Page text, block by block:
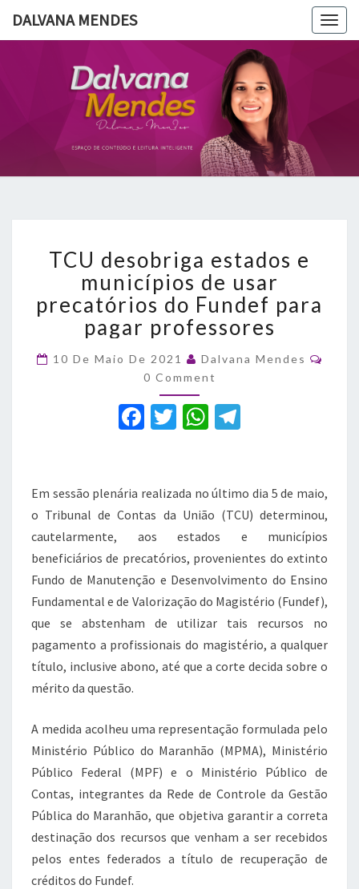
DALVANA MENDES
DALVANA
MENDES
Espaço De
Conteúdo
E Leitura
Inteligente
desobriga
estados
e
municípios
de
precatórios
do
Fundef
para
pagar
TCU desobriga estados e
municípios de usar
precatórios do Fundef para
pagar professores
10 De Maio De 2021 Dalvana Mendes
0 Comment
F
e
b
o
o
k
T
te
r
W
s
A
p
p
gr
a
m
Em sessão plenária realizada no último dia 5 de maio,
o Tribunal de Contas da União (TCU) determinou,
cautelarmente, aos estados e municípios
beneficiários de precatórios, provenientes do extinto
Fundo de Manutenção e Desenvolvimento do Ensino
Fundamental e de Valorização do Magistério (Fundef),
que se abstenham de utilizar tais recursos no
pagamento a profissionais do magistério, a qualquer
título, inclusive abono, até que a corte decida sobre o
mérito da questão.
A medida acolheu uma representação formulada pelo
Ministério Público do Maranhão (MPMA), Ministério
Público Federal (MPF) e o Ministério Público de
Contas, integrantes da Rede de Controle da Gestão
Pública do Maranhão, que objetiva garantir a correta
destinação dos recursos que venham a ser recebidos
pelos entes federados a título de recuperação de
créditos do Fundef.